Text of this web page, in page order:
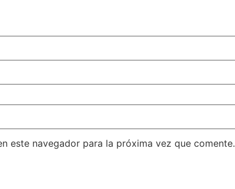
este navegador para la próxima vez que comente.